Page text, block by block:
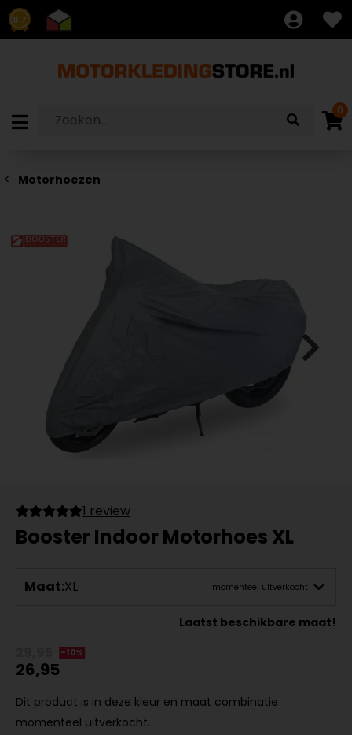
8.7
0
Motorhoezen
1 review
Booster Indoor Motorhoes XL
Maat:XL momenteel uitverkocht
Laatst beschikbare maat!
-10%
26,95
Dit product is in deze kleur en maat combinatie
momenteel uitverkocht.